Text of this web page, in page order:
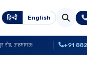
हिन्दी English
रोड, अहमामऊ +91